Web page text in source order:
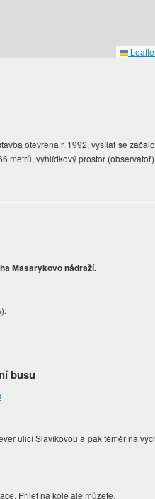
otevřena r. 1992, vysílat se
metrů, vyhlídkový prostor
Masarykovo nádraží.
busu
ulicí Slavíkovou a pak téměř na
Přijet na kole ale můžete.